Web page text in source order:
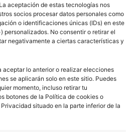
aceptación de estas tecnologías nos
socios procesar datos personales como
o identificaciones únicas (IDs) en este
personalizados. No consentir o retirar el
negativamente a ciertas características y
lo anterior o realizar elecciones
se aplicarán solo en este sitio. Puedes
momento, incluso retirar tu
botones de la Política de cookies o
situado en la parte inferior de la
1966
226
211